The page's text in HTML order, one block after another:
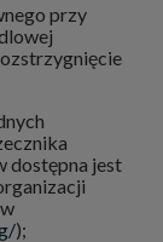
przy
dostępna jest
);